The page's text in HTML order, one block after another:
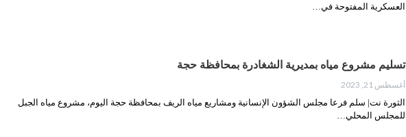
العسكرية المفتوحة في…
تسليم مشروع مياه بمديرية الشغادرة بمحافظة حجة
أغسطس 21, 2023
الثورة نت| سلم فرعا مجلس الشؤون الإنسانية ومشاريع مياه الريف بمحافظة حجة اليوم، مشروع مياه الجبل
للمجلس المحلي…